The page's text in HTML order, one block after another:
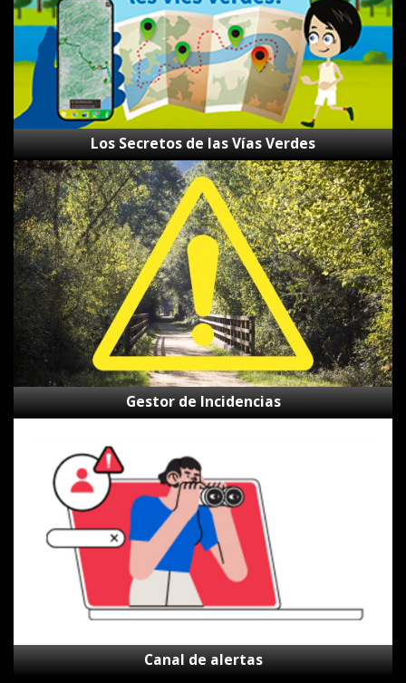
Los Secretos de las Vías Verdes
Gestor
de
Incidencias
Gestor de Incidencias
Canal de alertas